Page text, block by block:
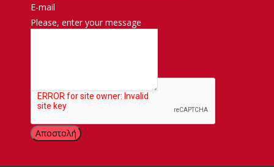
E-mail
Please, enter your message
Μήνυμα